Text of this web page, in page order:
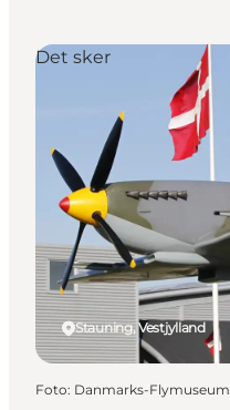
Stauning, Vestjylland
Det sker
Foto: Danmarks-Flymuseum